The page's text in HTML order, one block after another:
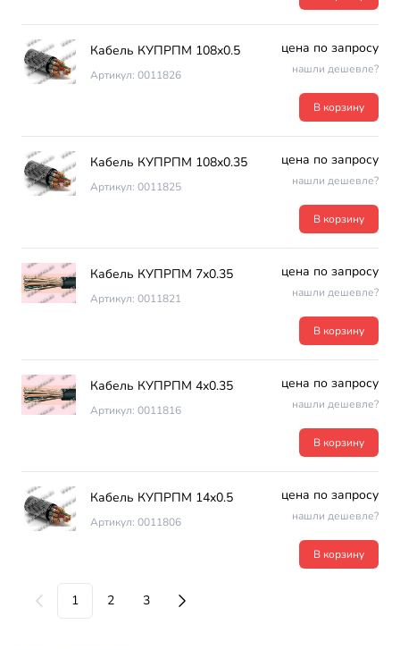
Кабель КУПРПМ 108х0.5
Артикул: 0011826
цена по запросу
нашли дешевле?
В корзину
Кабель КУПРПМ 108х0.35
Артикул: 0011825
цена по запросу
нашли дешевле?
В корзину
Кабель КУПРПМ 7х0.35
Артикул: 0011821
цена по запросу
нашли дешевле?
В корзину
Кабель КУПРПМ 4х0.35
Артикул: 0011816
цена по запросу
нашли дешевле?
В корзину
Кабель КУПРПМ 14х0.5
Артикул: 0011806
цена по запросу
нашли дешевле?
В корзину
1 2 3